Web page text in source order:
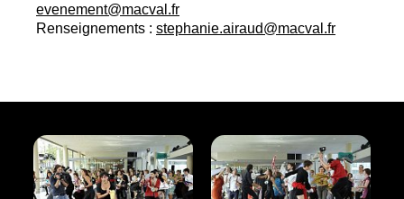
evenement@macval.fr
Renseignements : stephanie.airaud@macval.fr